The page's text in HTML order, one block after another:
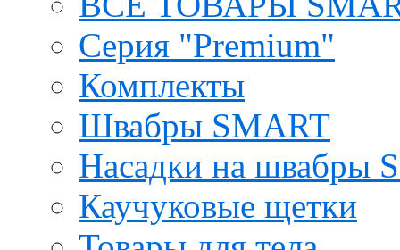
Серия "Premium"
Комплекты
Швабры SMART
Насадки на швабры
Каучуковые щетки